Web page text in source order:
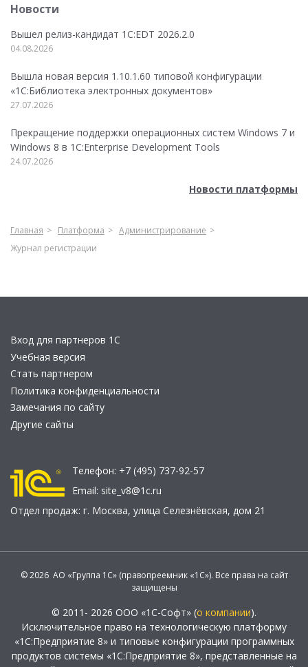
Новости
Вышел релиз-кандидат 1C:EDT 2026.2.0
04.08.2026
Вышла новая версия 1.10.1.60 типовой конфигурации
«1С:Библиотека электронных документов»
27.07.2026
Прекращение поддержки операционных систем Windows 7 и
Windows 8 в 1C:Enterprise Development Tools
24.07.2026
Новости платформы
Главная Платформа
Администрирование
Журнал регистрации
Вход для партнеров 1С
Учебная версия
Стать партнером
Политика конфиденциальности
Замечания по сайту
Другие сайты
Телефон: +7 (495) 737-92-57
Email: site_v8@1c.ru
Отдел продаж: г. Москва, улица Селезнёвская, дом 21
© 2026 АО «Группа 1С» (правопреемник «1С»). Все права на сайт
защищены
© 2011- 2026 ООО «1С-Софт» (о компании).
Исключительное право на технологическую платформу
«1С:Предприятие 8» и типовые конфигурации программных
продуктов системы «1С:Предприятие 8», представленные на